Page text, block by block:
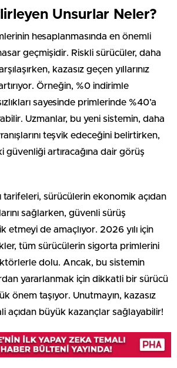
Unsurlar Neler?
hesaplanmasında en önemli
geçmişidir. Riskli sürücüler, daha
kazasız geçen yıllarınız
Örneğin, %0 indirimle
sayesinde primlerinde %40’a
Uzmanlar, bu yeni sistemin, daha
teşvik edeceğini belirtirken,
güvenliği artıracağına dair görüş
tarifeleri, sürücülerin ekonomik açıdan
sağlarken, güvenli sürüş
etmeyi de amaçlıyor. 2026 yılı için
tüm sürücülerin sigorta primlerini
dolu. Ancak, bu sistemin
yararlanmak için dikkatli bir sürücü
önem taşıyor. Unutmayın, kazasız
açıdan büyük kazançlar sağlayabilir!